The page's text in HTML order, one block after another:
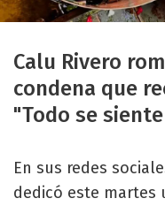
Calu Rivero
condena que
"Todo se
En sus redes
dedicó este martes